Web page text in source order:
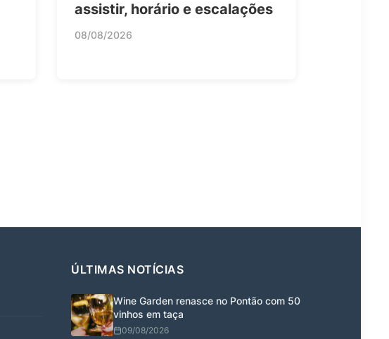
assistir, horário e escalações
08/08/2026
ÚLTIMAS NOTÍCIAS
Wine Garden renasce no Pontão com 50
vinhos em taça
09/08/2026